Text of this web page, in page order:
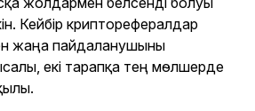
Кейбір крипторефералдар
жаңа пайдаланушыны
екі тарапқа тең мөлшерде